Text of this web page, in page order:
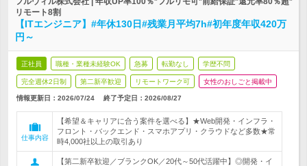
リモート8割
【ITエンジニア】#年休130日#残業月平均7h#初年度年収420万
円～
正社員 職種・業種未経験OK 急募 転勤なし 学歴不問
完全週休2日制 第二新卒歓迎 リモートワーク可 女性のおしごと掲載中
情報更新日：2026/07/24 終了予定日： 2026/08/27
仕事内容
【希望＆キャリアに合う案件を選べる】★Web開発・インフラ・
フロント・バックエンド・スマホアプリ・クラウドなど多数★常
時4,000社以上の取引あり
【第二新卒歓迎／ブランクOK／20代～50代活躍中】◎開発・イ